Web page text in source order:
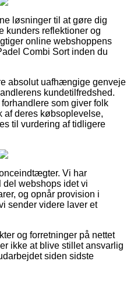
løsninger til at gøre dig
kunders reflektioner og
online webshoppens
Combi Sort inden du
absolut uafhængige genveje
kundetilfredshed.
som giver folk
af deres købsoplevelse,
til vurdering af tidligere
Vi har
del webshops idet vi
og opnår provision i
sender videre laver et
og forretninger på nettet
ikke at blive stillet ansvarlig
siden sidste